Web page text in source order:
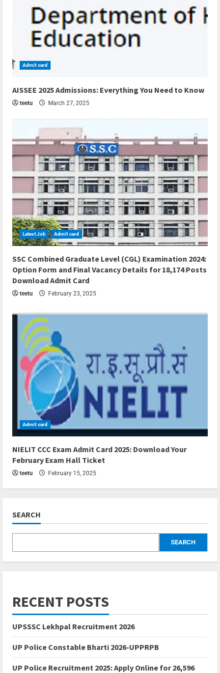
Admit card
AISSEE 2025 Admissions: Everything You Need to Know
teetu March 27, 2025
Latest Job Admit card
SSC Combined Graduate Level (CGL) Examination 2024:
Option Form and Final Vacancy Details for 18,174 Posts
Download Admit Card
teetu February 23, 2025
Admit card
NIELIT CCC Exam Admit Card 2025: Download Your
February Exam Hall Ticket
teetu February 15, 2025
SEARCH
SEARCH
RECENT POSTS
UPSSSC Lekhpal Recruitment 2026
UP Police Constable Bharti 2026-UPPRPB
UP Police Recruitment 2025: Apply Online for 26,596